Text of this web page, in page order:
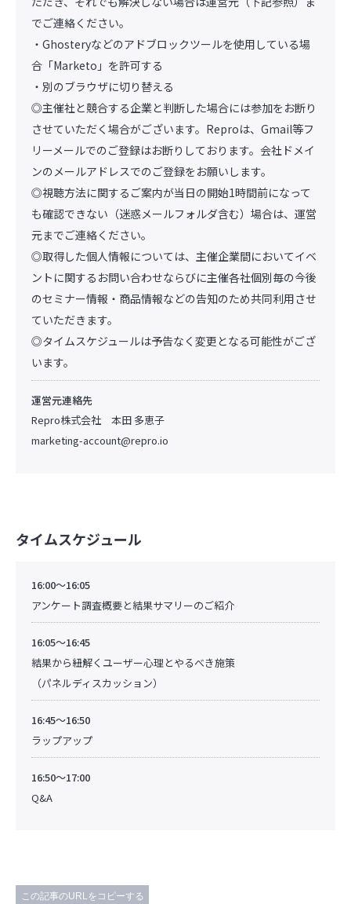
でご連絡ください。
・Ghosteryなどのアドブロックツールを使用している場
合「Marketo」を許可する
・別のブラウザに切り替える
◎主催社と競合する企業と判断した場合には参加をお断り
させていただく場合がございます。Reproは、Gmail等フ
リーメールでのご登録はお断りしております。会社ドメイ
ンのメールアドレスでのご登録をお願いします。
◎視聴方法に関するご案内が当日の開始1時間前になって
も確認できない（迷惑メールフォルダ含む）場合は、運営
元までご連絡ください。
◎取得した個人情報については、主催企業間においてイベ
ントに関するお問い合わせならびに主催各社個別毎の今後
のセミナー情報・商品情報などの告知のため共同利用させ
ていただきます。
◎タイムスケジュールは予告なく変更となる可能性がござ
います。
運営元連絡先
Repro株式会社 本田 多恵子
marketing-account@repro.io
タイムスケジュール
16:00～16:05
アンケート調査概要と結果サマリーのご紹介
16:05～16:45
結果から紐解くユーザー心理とやるべき施策
（パネルディスカッション）
16:45～16:50
ラップアップ
16:50～17:00
Q&A
この記事のURLをコピーする